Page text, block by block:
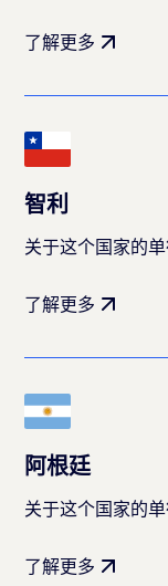
了解更多
智利
关于这个国家的
了解更多
阿根廷
关于这个国家的
了解更多